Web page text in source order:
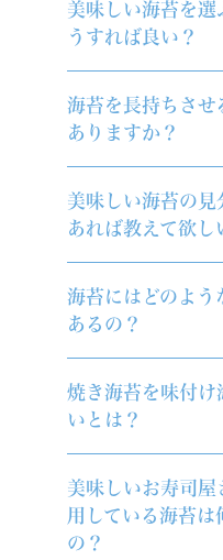
美味しい海苔を選
うすれば良い？
海苔を長持ちさせ
ありますか？
美味しい海苔の見
あれば教えて欲し
海苔にはどのよう
あるの？
焼き海苔を味付け
いとは？
美味しいお寿司屋
用している海苔は
の？